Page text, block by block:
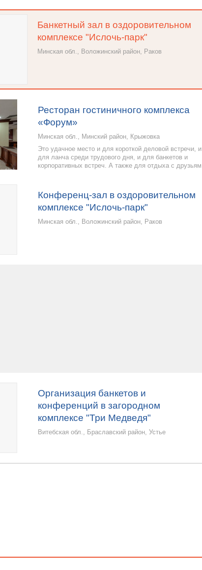
Банкетный зал в оздоровительном
комплексе "Ислочь-парк"
Минская обл., Воложинский район, Раков
Ресторан гостиничного комплекса
«Форум»
Минская обл., Минский район, Крыжовка
Это удачное место и для короткой деловой встречи, и
для ланча среди трудового дня, и для банкетов и
корпоративных встреч. А также для отдыха с друзьям
Конференц-зал в оздоровительном
комплексе "Ислочь-парк"
Минская обл., Воложинский район, Раков
Организация банкетов и
конференций в загородном
комплексе "Три Медведя"
Витебская обл., Браславский район, Устье